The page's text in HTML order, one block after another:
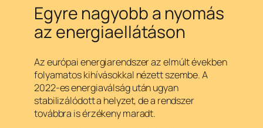
Egyre nagyobb a nyomás
az energiaellátáson
Az európai energiarendszer az elmúlt években
folyamatos kihívásokkal nézett szembe. A
2022-es energiaválság után ugyan
stabilizálódott a helyzet, de a rendszer
továbbra is érzékeny maradt.